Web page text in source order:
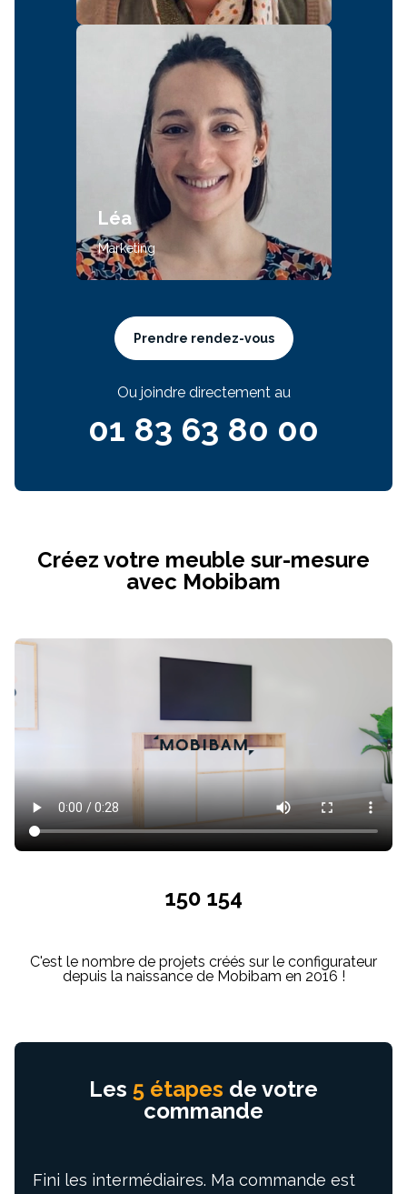
Léa
Marketing
Prendre rendez-vous
Ou joindre directement au
01 83 63 80 00
Créez votre meuble sur-mesure
avec Mobibam
150 154
C'est le nombre de projets créés sur le configurateur
depuis la naissance de Mobibam en 2016 !
Les 5 étapes de votre
commande
Fini les intermédiaires. Ma commande est